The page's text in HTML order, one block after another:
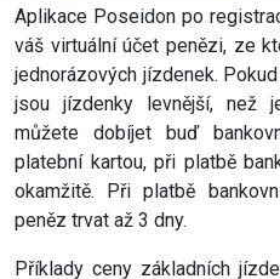
Aplikace Poseidon po
váš virtuální účet penězi, ze
jednorázových jízdenek.
jsou jízdenky levnější, než
můžete dobíjet buď
platební kartou, při platbě
okamžitě. Při platbě
peněz trvat až 3 dny.
Příklady ceny základních